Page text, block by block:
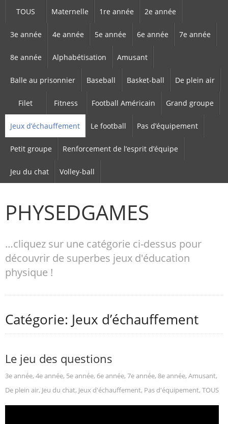
TOUS Maternelle 1re année 2e année
3e année 4e année 5e année 6e année 7e année
8e année Alphabétisation Amusant
Balle au prisonnier Baseball Basket-ball De plein air
Filet Fitness Football Américain Grand groupe
Jeux d’échauffement Le football Pas d’équipement
Petit groupe Renforcement de l’esprit d’équipe
Jeu du chat Volley-ball
PHYSEDGAMES
…cliquez sur une catégorie ci-dessus pour
découvrir de superbes jeux d'éducation
physique !
Catégorie: Jeux d’échauffement
Le jeu des questions
3e année, 4e année, 5e année, 6e année, 7e année, 8e année, Amusant,
De plein air, Jeu du chat, Jeux d'échauffement, Pas d'équipement, TOUS